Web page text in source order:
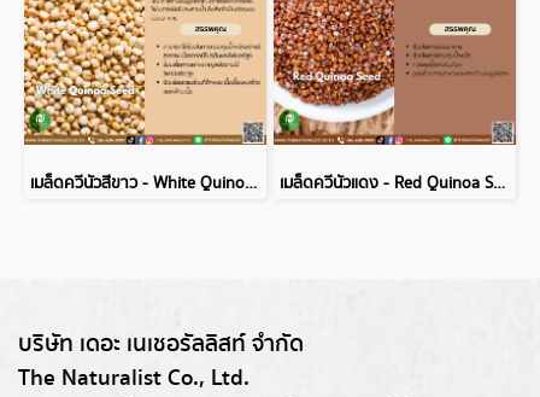
เมล็ดควีนัวสีขาว - White Quinoa Seed เมล็ดควีนัวแดง - Red Quinoa Seed
บริษัท เดอะ เนเชอรัลลิสท์ จำกัด
The Naturalist Co., Ltd.